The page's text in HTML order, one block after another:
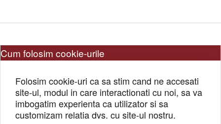
Cum folosim cookie-urile
Folosim cookie-uri ca sa stim cand ne accesati
site-ul, modul in care interactionati cu noi, sa va
imbogatim experienta ca utilizator si sa
customizam relatia dvs. cu site-ul nostru.